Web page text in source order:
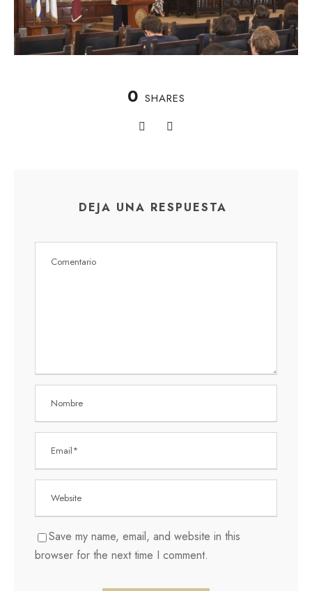
0 SHARES
DEJA UNA RESPUESTA
Save my name, email, and website in this
browser for the next time I comment.